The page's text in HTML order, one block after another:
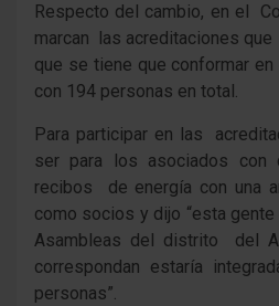
Respecto del cambio, en el
marcan las acreditaciones
que se tiene que conformar
con 194 personas en total.
Para participar en las
ser para los asociados con
recibos de energía con una
como socios y dijo “esta
Asambleas del distrito del
correspondan estaría
personas”.